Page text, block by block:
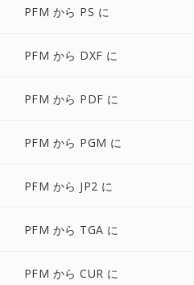
PFM から PS に
PFM から DXF に
PFM から PDF に
PFM から PGM に
PFM から JP2 に
PFM から TGA に
PFM から CUR に